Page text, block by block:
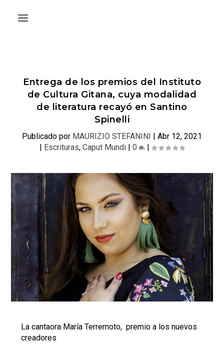
Entrega de los premios del Instituto
de Cultura Gitana, cuya modalidad
de literatura recayó en Santino
Spinelli
Publicado por MAURIZIO STEFANINI | Abr 12, 2021
| Escrituras, Caput Mundi | 0 |
La cantaora María Terremoto, premio a los nuevos
creadores